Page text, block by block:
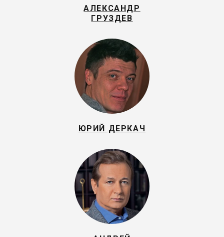
АЛЕКСАНДР
ГРУЗДЕВ
ЮРИЙ ДЕРКАЧ